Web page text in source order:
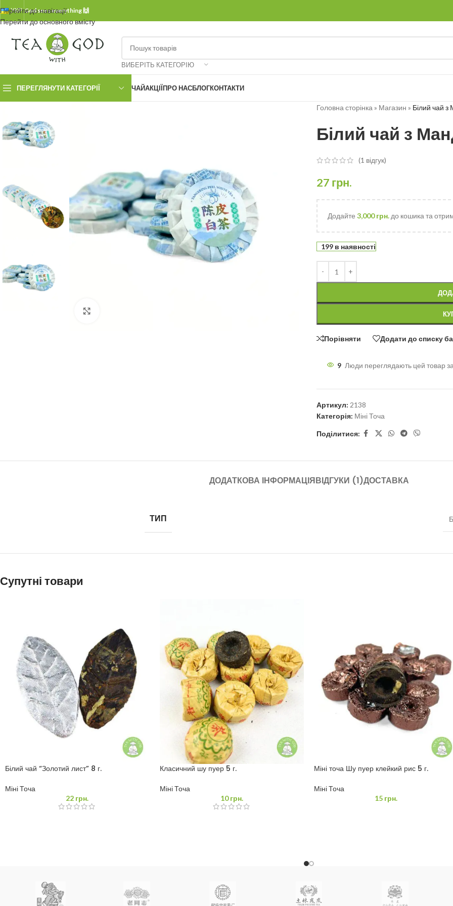
Перейти до навігації
Перейти до основного вмісту
УКР.God sees everything 🙌
ВИБЕРІТЬ КАТЕГОРІЮ
ПЕРЕГЛЯНУТИ КАТЕГОРІЇ ЧАЙАКЦІЇПРО НАСБЛОГКОНТАКТИ
Головна сторінка » Магазин » Білий чай
Білий чай з
(1 відгук)
27 грн.
Додайте 3,000грн.до кошика та
199 в наявності
Порівняти Додати до списку
9 Люди переглядають цей товар
Артикул: 2138
Категорія: Міні Точа
Поділитися:
ДОДАТКОВА ІНФОРМАЦІЯВІДГУКИ (1)ДОСТАВКА
ТИП
Супутні товари
Білий чай “Золотий лист” 8 г.
Міні Точа
22 грн.
Класичний шу пуер 5 г.
Міні Точа
10грн.
Міні точа Шу пуер клейкий рис 5 г.
Міні Точа
15 грн.